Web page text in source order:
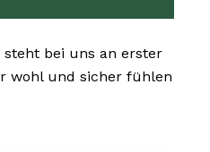
bei uns an erster
wohl und sicher fühlen